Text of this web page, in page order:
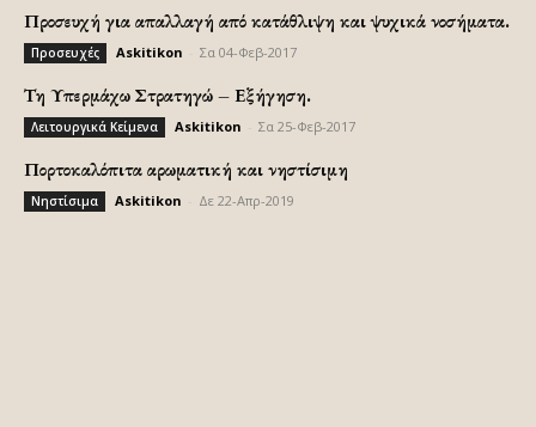
Προσευχή για απαλλαγή από κατάθλιψη και ψυχικά νοσήματα.
Προσευχές Askitikon Σα 04-Φεβ-2017
Τη Υπερμάχω Στρατηγώ – Εξήγηση.
Λειτουργικά Κείμενα Askitikon Σα 25-Φεβ-2017
Πορτοκαλόπιτα αρωματική και νηστίσιμη
Νηστίσιμα Askitikon Δε 22-Απρ-2019